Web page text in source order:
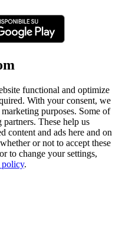
functional and optimize
With your consent, we
purposes. Some of
These help us
content and ads here and on
or not to accept these
to change your settings,
policy.